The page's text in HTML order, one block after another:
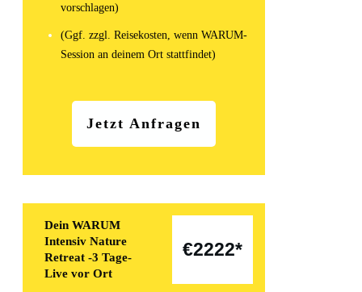
vorschlagen)
(Ggf. zzgl. Reisekosten, wenn WARUM-
Session an deinem Ort stattfindet)
Jetzt Anfragen
Dein WARUM
Intensiv Nature
Retreat -3 Tage-
Live vor Ort
€2222*